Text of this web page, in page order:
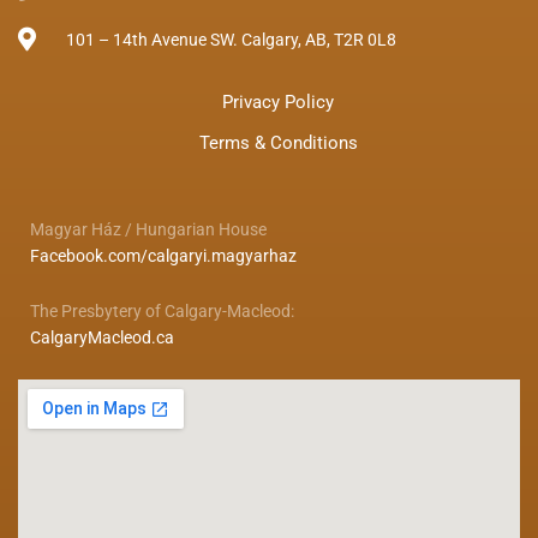
101 – 14th Avenue SW. Calgary, AB, T2R 0L8
Privacy Policy
Terms & Conditions
Magyar Ház / Hungarian House
Facebook.com/calgaryi.magyarhaz
The Presbytery of Calgary-Macleod:
CalgaryMacleod.ca